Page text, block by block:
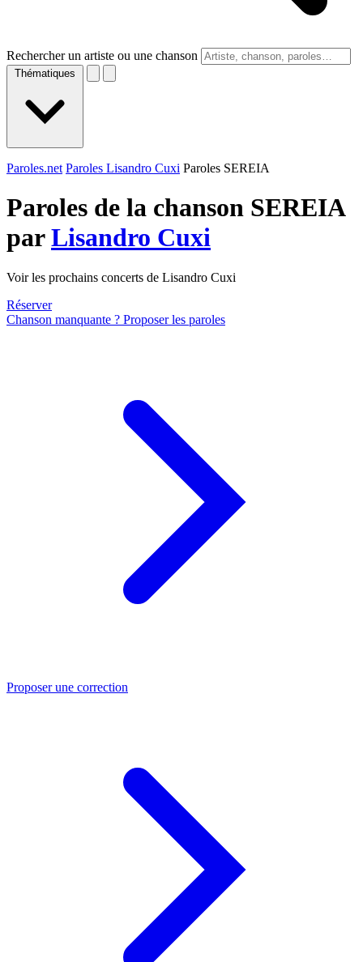
Rechercher un artiste ou une chanson
Thématiques
Paroles.net Paroles Lisandro Cuxi Paroles SEREIA
Paroles de la chanson SEREIA
parLisandro Cuxi
Voir les prochains concerts de Lisandro Cuxi
Réserver
Chanson manquante ? Proposer les paroles
Proposer une correction